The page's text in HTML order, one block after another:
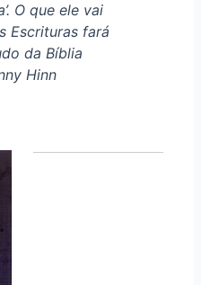
O que ele vai
Escrituras fará
da Bíblia
Hinn